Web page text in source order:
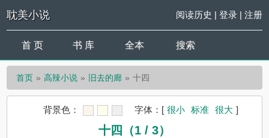
耽美小说 阅读历史 | 登录| 注册
首 页 书 库 全本 搜索
首页 高辣小说 旧去的廊 十四
背景色： 字体： [ 很小 标准 很大 ]
十四（1 / 3）